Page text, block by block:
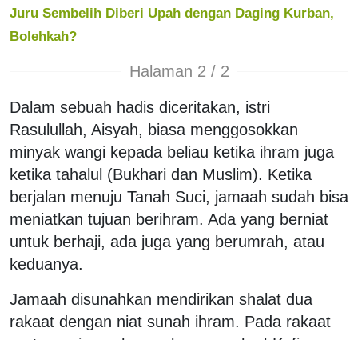
Juru Sembelih Diberi Upah dengan Daging Kurban,
Bolehkah?
Halaman 2 / 2
Dalam sebuah hadis diceritakan, istri
Rasulullah, Aisyah, biasa menggosokkan
minyak wangi kepada beliau ketika ihram juga
ketika tahalul (Bukhari dan Muslim). Ketika
berjalan menuju Tanah Suci, jamaah sudah bisa
meniatkan tujuan berihram. Ada yang berniat
untuk berhaji, ada juga yang berumrah, atau
keduanya.
Jamaah disunahkan mendirikan shalat dua
rakaat dengan niat sunah ihram. Pada rakaat